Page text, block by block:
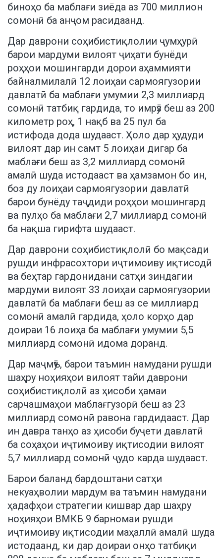
биноҳо ба маблағи зиёда аз 700 миллион
сомонӣ ба анҷом расидаанд.
Дар даврони соҳибистиқлолии ҷумҳурӣ
барои мардуми вилоят ҷиҳати бунёди
роҳҳои мошингарди дорои аҳаммияти
байналмилалӣ 12 лоиҳаи сармоягузории
давлатӣ ба маблағи умумии 2,3 миллиард
сомонӣ татбиқ гардида, то имрӯз беш аз 200
километр роҳ, 1 нақб ва 25 пул ба
истифода дода шудааст. Ҳоло дар ҳудуди
вилоят дар ин самт 5 лоиҳаи дигар ба
маблағи беш аз 3,2 миллиард сомонӣ
амалӣ шуда истодааст ва ҳамзамон бо ин,
боз ду лоиҳаи сармоягузории давлатӣ
барои бунёду таҷдиди роҳҳои мошингард
ва пулҳо ба маблағи 2,7 миллиард сомонӣ
ба нақша гирифта шудааст.
Дар даврони соҳибистиқлолӣ бо мақсади
рушди инфрасохтори иҷтимоиву иқтисодӣ
ва беҳтар гардонидани сатҳи зиндагии
мардуми вилоят 33 лоиҳаи сармоягузории
давлатӣ ба маблағи беш аз се миллиард
сомонӣ амалӣ гардида, ҳоло корҳо дар
доираи 16 лоиҳа ба маблағи умумии 5,5
миллиард сомонӣ идома доранд.
Дар маҷмӯъ, барои таъмин намудани рушди
шаҳру ноҳияҳои вилоят тайи даврони
соҳибистиқлолӣ аз ҳисоби ҳамаи
сарчашмаҳои маблағгузорӣ беш аз 23
миллиард сомонӣ равона гардидааст. Дар
ин давра танҳо аз ҳисоби буҷети давлатӣ
ба соҳаҳои иҷтимоиву иқтисодии вилоят
5,7 миллиард сомонӣ ҷудо карда шудааст.
Барои баланд бардоштани сатҳи
некуаҳволии мардум ва таъмин намудани
ҳадафҳои стратегии кишвар дар шаҳру
ноҳияҳои ВМКБ 9 барномаи рушди
иҷтимоиву иқтисодии маҳаллӣ амалӣ шуда
истодаанд, ки дар доираи онҳо татбиқи